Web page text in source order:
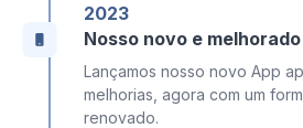
2023
Nosso novo e
Lançamos nosso novo App
melhorias, agora com um
renovado.